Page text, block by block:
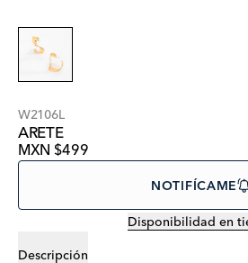
W2106L
ARETE
MXN $499
NOTIFÍCAME
Disponibilidad en
Descripción